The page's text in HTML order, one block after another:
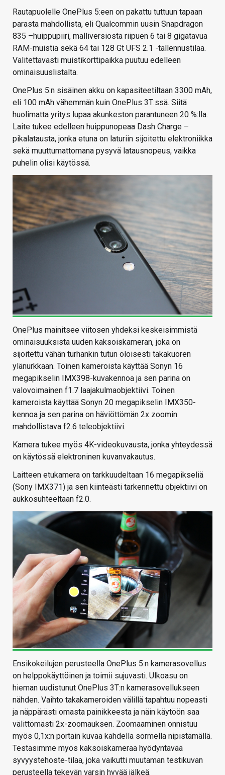
Rautapuolelle OnePlus 5:een on pakattu tuttuun tapaan
parasta mahdollista, eli Qualcommin uusin Snapdragon
835 –huippupiiri, malliversiosta riipuen 6 tai 8 gigatavua
RAM-muistia sekä 64 tai 128 Gt UFS 2.1 -tallennustilaa.
Valitettavasti muistikorttipaikka puutuu edelleen
ominaisuuslistalta.
OnePlus 5:n sisäinen akku on kapasiteetiltaan 3300 mAh,
eli 100 mAh vähemmän kuin OnePlus 3T:ssä. Siitä
huolimatta yritys lupaa akunkeston parantuneen 20 %:lla.
Laite tukee edelleen huippunopeaa Dash Charge –
pikalatausta, jonka etuna on laturiin sijoitettu elektroniikka
sekä muuttumattomana pysyvä latausnopeus, vaikka
puhelin olisi käytössä.
OnePlus mainitsee viitosen yhdeksi keskeisimmistä
ominaisuuksista uuden kaksoiskameran, joka on
sijoitettu vähän turhankin tutun oloisesti takakuoren
ylänurkkaan. Toinen kameroista käyttää Sonyn 16
megapikselin IMX398-kuvakennoa ja sen parina on
valovoimainen f1.7 laajakulmaobjektiivi. Toinen
kameroista käyttää Sonyn 20 megapikselin IMX350-
kennoa ja sen parina on häviöttömän 2x zoomin
mahdollistava f2.6 teleobjektiivi.
Kamera tukee myös 4K-videokuvausta, jonka yhteydessä
on käytössä elektroninen kuvanvakautus.
Laitteen etukamera on tarkkuudeltaan 16 megapikseliä
(Sony IMX371) ja sen kiinteästi tarkennettu objektiivi on
aukkosuhteeltaan f2.0.
Ensikokeilujen perusteella OnePlus 5:n kamerasovellus
on helppokäyttöinen ja toimii sujuvasti. Ulkoasu on
hieman uudistunut OnePlus 3T:n kamerasovellukseen
nähden. Vaihto takakameroiden välillä tapahtuu nopeasti
ja näppärästi omasta painikkeesta ja näin käytöön saa
välittömästi 2x-zoomauksen. Zoomaaminen onnistuu
myös 0,1x:n portain kuvaa kahdella sormella nipistämällä.
Testasimme myös kaksoiskameraa hyödyntävää
syvyystehoste-tilaa, joka vaikutti muutaman testikuvan
perusteella tekevän varsin hyvää jälkeä.